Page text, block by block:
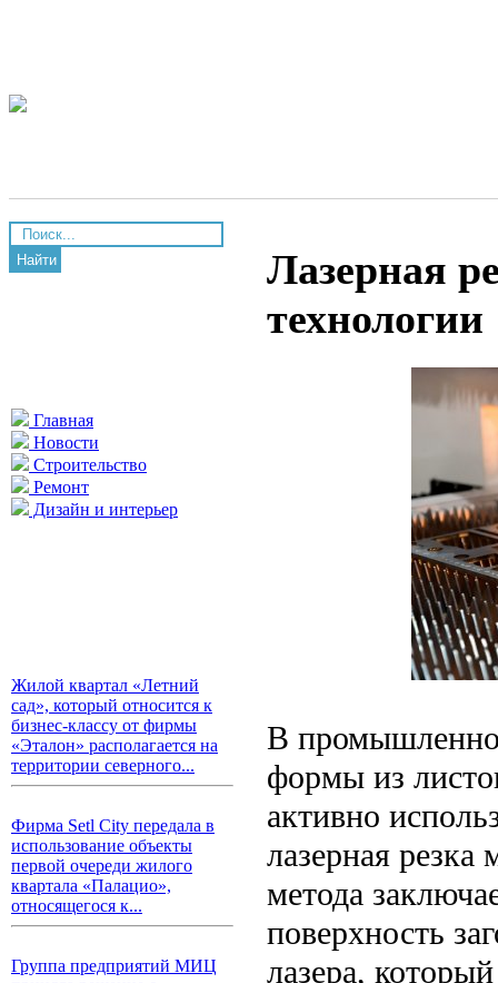
Найти
Главная
Новости
Строительство
Ремонт
Дизайн и интерьер
Жилой квартал «Летний
сад», который относится к
бизнес-классу от фирмы
«Эталон» располагается на
территории северного...
Фирма Setl City передала в
использование объекты
первой очереди жилого
квартала «Палацио»,
относящегося к...
Группа предприятий МИЦ
Лазерная
технологии
В
формы из
активно
лазерная
метода
поверхность
лазера,